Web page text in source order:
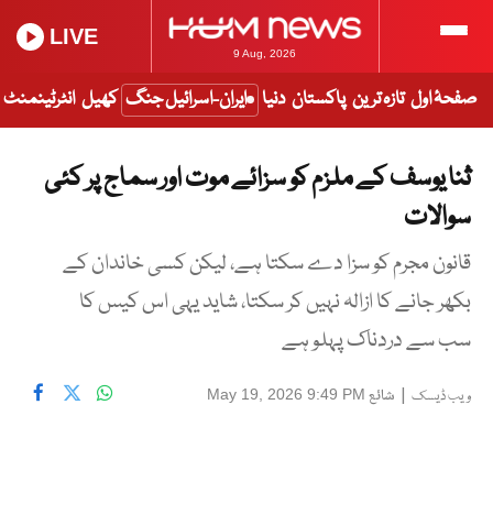
9 Aug, 2026
LIVE
صفحۂ اول تازہ ترین پاکستان دنیا ایران-اسرائیل جنگ کھیل انٹرٹینمنٹ
ثنا یوسف کے ملزم کو سزائے موت اور سماج پر کئی
سوالات
قانون مجرم کو سزا دے سکتا ہے، لیکن کسی خاندان کے
بکھر جانے کا ازالہ نہیں کر سکتا، شاید یہی اس کیس کا
سب سے دردناک پہلو ہے
ویب ڈیسک | شائع May 19, 2026 9:49 PM